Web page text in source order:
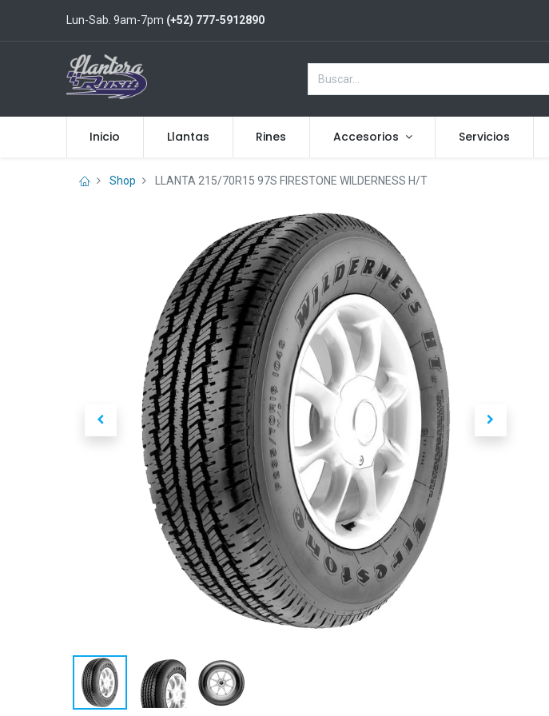
Lun-Sab. 9am-7pm (+52) 777-5912890
Inicio Llantas Rines Accesorios Servicios
Shop LLANTA 215/70R15 97S FIRESTONE WILDERNESS H/T